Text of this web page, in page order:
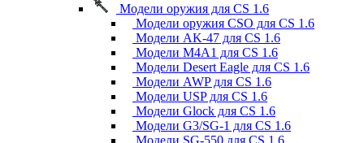
Модели оружия для CS 1.6
Модели оружия CSO для CS 1.6
Модели AK-47 для CS 1.6
Модели M4A1 для CS 1.6
Модели Desert Eagle для CS 1.6
Модели AWP для CS 1.6
Модели USP для CS 1.6
Модели Glock для CS 1.6
Модели G3/SG-1 для CS 1.6
Модели SG-550 для CS 1.6